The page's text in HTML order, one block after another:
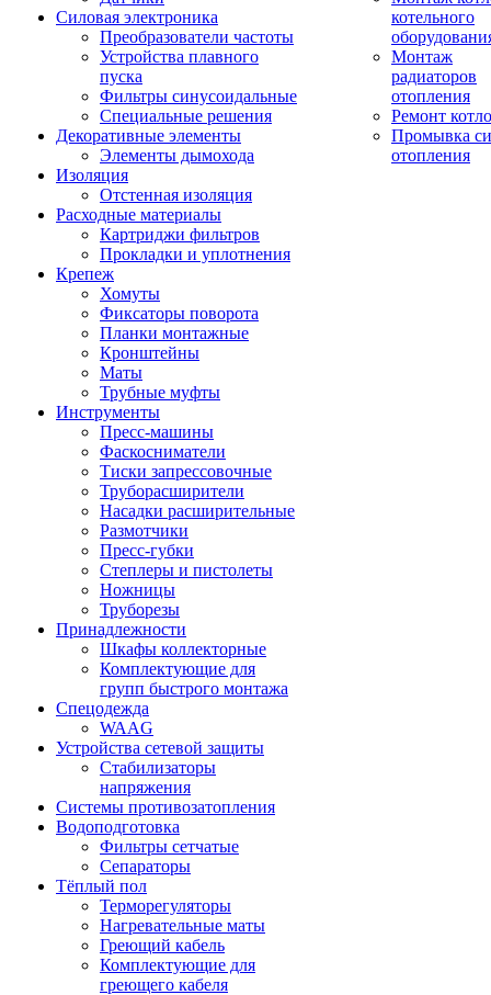
Силовая электроника
Преобразователи частоты
Устройства плавного
пуска
Фильтры синусоидальные
Специальные решения
Декоративные элементы
Элементы дымохода
Изоляция
Отстенная изоляция
Расходные материалы
Картриджи фильтров
Прокладки и уплотнения
Крепеж
Хомуты
Фиксаторы поворота
Планки монтажные
Кронштейны
Маты
Трубные муфты
Инструменты
Пресс-машины
Фаскосниматели
Тиски запрессовочные
Труборасширители
Насадки расширительные
Размотчики
Пресс-губки
Степлеры и пистолеты
Ножницы
Труборезы
Принадлежности
Шкафы коллекторные
Комплектующие для
групп быстрого монтажа
Спецодежда
WAAG
Устройства сетевой защиты
Стабилизаторы
напряжения
Системы противозатопления
Водоподготовка
Фильтры сетчатые
Сепараторы
Тёплый пол
Терморегуляторы
Нагревательные маты
Греющий кабель
Комплектующие для
греющего кабеля
котельного
Монтаж
радиаторов
отопления
Ремонт
Промывка
отопления